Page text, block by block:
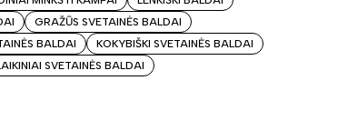
GRAŽŪS SVETAINĖS BALDAI
BALDAI
KOKYBIŠKI SVETAINĖS BALDAI
SVETAINĖS BALDAI